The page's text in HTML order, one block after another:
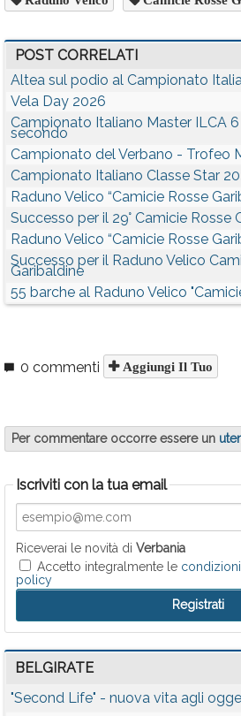
POST CORRELATI
Altea sul podio al Campionato
Vela Day 2026
Campionato Italiano Master ILCA
secondo
Campionato del Verbano - Trofeo
Campionato Italiano Classe Star
Raduno Velico “Camicie Rosse
Successo per il 29° Camicie Rosse
Raduno Velico “Camicie Rosse
Successo per il Raduno Velico
Garibaldine
55 barche al Raduno Velico
0 commenti Aggiungi Il Tuo
Per commentare occorre essere un
Iscriviti con la tua email
Riceverai le novità di Verbania
Accetto integralmente le
policy
BELGIRATE
"Second Life" - nuova vita agli